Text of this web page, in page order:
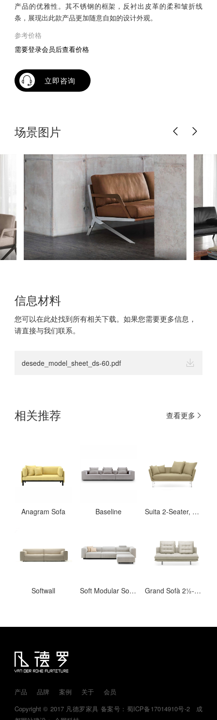
产品的优雅性。其不锈钢的框架，反衬出皮革的柔和皱折线
条，展现出此款产品更加随意自如的设计外观。
参考价格
需要登录会员后查看价格
立即咨询
场景图片
信息材料
您可以在此处找到所有相关下载。如果您需要更多信息，
请直接与我们联系。
desede_model_sheet_ds-60.pdf
相关推荐 查看更多
Anagram Sofa Baseline Suita 2-Seater, pointed cushions
Softwall Soft Modular Sofa Three-seater, Chaise Longue Grand Sofà 2½-Seater
产品 品牌 案例 关于
会员
Copyright © 2017 凡德罗家具 备案号：蜀ICP备17014910号-2
成